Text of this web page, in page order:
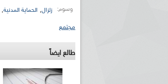
وسوم: زلزال, الحماية المدنية,
مجتمع
طالع ايضاً